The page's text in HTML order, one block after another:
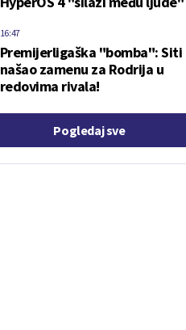
Premijerligaška "bomba": Siti
našao zamenu za Rodrija u
redovima rivala!
16:47
Pogledaj sve